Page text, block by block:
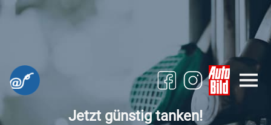
Jetzt günstig tanken!